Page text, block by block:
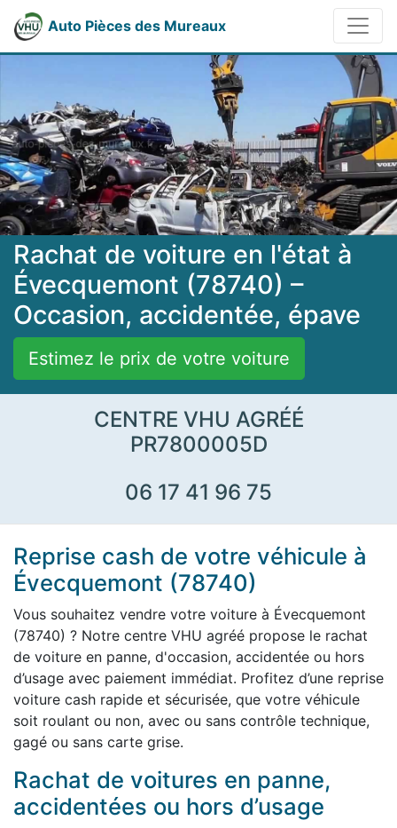
Auto Pièces des Mureaux
Rachat de voiture en l'état à
Évecquemont (78740) –
Occasion, accidentée, épave
Estimez le prix de votre voiture
CENTRE VHU AGRÉÉ
PR7800005D
06 17 41 96 75
Reprise cash de votre véhicule à
Évecquemont (78740)
Vous souhaitez vendre votre voiture à Évecquemont
(78740) ? Notre centre VHU agréé propose le rachat
de voiture en panne, d'occasion, accidentée ou hors
d’usage avec paiement immédiat. Profitez d’une reprise
voiture cash rapide et sécurisée, que votre véhicule
soit roulant ou non, avec ou sans contrôle technique,
gagé ou sans carte grise.
Rachat de voitures en panne,
accidentées ou hors d’usage